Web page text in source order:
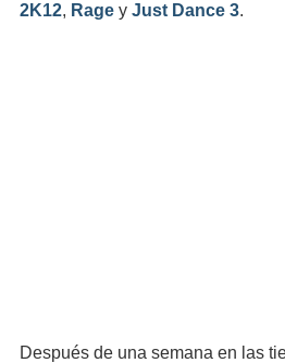
2K12, Rage y Just Dance 3.
Después de una semana en las